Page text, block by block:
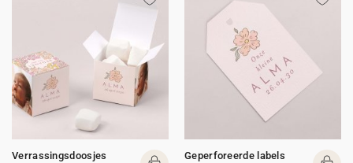
Verrassingsdoosjes
Geperforeerde labels